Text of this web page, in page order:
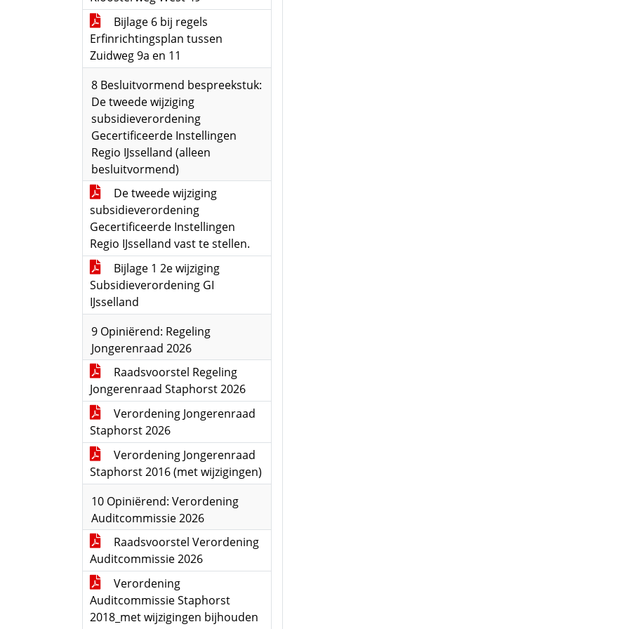
Bijlage 6 bij regels
Erfinrichtingsplan tussen
Zuidweg 9a en 11
8 Besluitvormend bespreekstuk:
De tweede wijziging
subsidieverordening
Gecertificeerde Instellingen
Regio IJsselland (alleen
besluitvormend)
De tweede wijziging
subsidieverordening
Gecertificeerde Instellingen
Regio IJsselland vast te stellen.
Bijlage 1 2e wijziging
Subsidieverordening GI
IJsselland
9 Opiniërend: Regeling
Jongerenraad 2026
Raadsvoorstel Regeling
Jongerenraad Staphorst 2026
Verordening Jongerenraad
Staphorst 2026
Verordening Jongerenraad
Staphorst 2016 (met wijzigingen)
10 Opiniërend: Verordening
Auditcommissie 2026
Raadsvoorstel Verordening
Auditcommissie 2026
Verordening
Auditcommissie Staphorst
2018_met wijzigingen bijhouden